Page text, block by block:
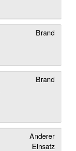
Brand
Brand
Anderer
Einsatz